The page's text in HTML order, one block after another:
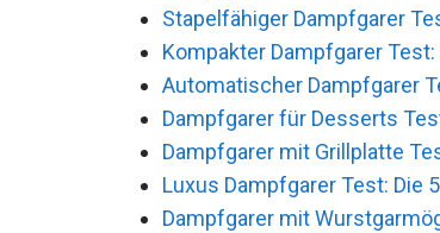
Stapelfähiger Dampfgarer
Kompakter Dampfgarer
Automatischer Dampfgarer
Dampfgarer für Desserts
Dampfgarer mit Grillplatte
Luxus Dampfgarer Test: Die
Dampfgarer mit